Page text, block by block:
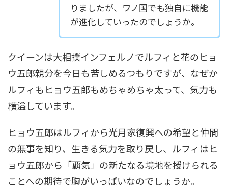
りましたが、ワノ国でも独自に機能
が進化していったのでしょうか。
クイーンは大相撲インフェルノでルフィと花のヒョ
ウ五郎親分を今日も苦しめるつもりですが、なぜか
ルフィもヒョウ五郎もめちゃめちゃ太って、気力も
横溢しています。
ヒョウ五郎はルフィから光月家復興への希望と仲間
の無事を知り、生きる気力を取り戻し、ルフィはヒ
ョウ五郎から「覇気」の新たなる境地を授けられる
ことへの期待で胸がいっぱいなのでしょうか。